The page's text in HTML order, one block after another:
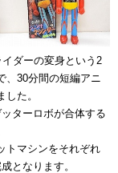
ダーの変身という2
、30分間の短編アニ
た。
ターロボが合体する
トマシンをそれぞれ
となります。